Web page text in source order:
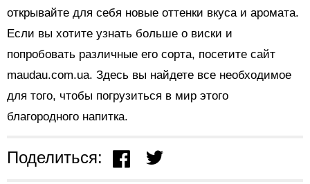
открывайте для себя новые оттенки вкуса и аромата.
Если вы хотите узнать больше о виски и
попробовать различные его сорта, посетите сайт
maudau.com.ua. Здесь вы найдете все необходимое
для того, чтобы погрузиться в мир этого
благородного напитка.
Поделиться: